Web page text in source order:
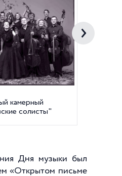
камерный
солисты"
Дня музыки был
«Открытом письме